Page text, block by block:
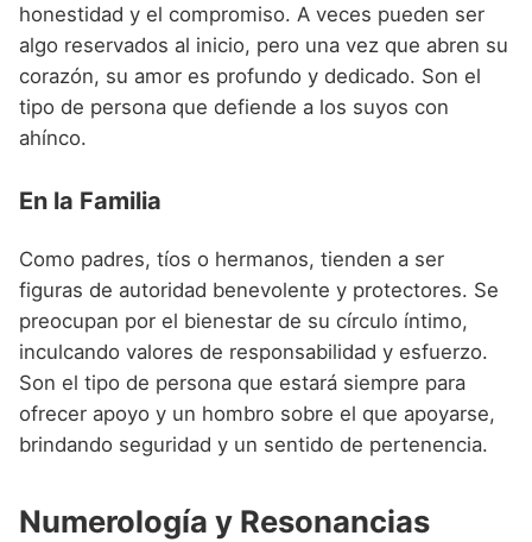
honestidad y el compromiso. A veces pueden ser
algo reservados al inicio, pero una vez que abren su
corazón, su amor es profundo y dedicado. Son el
tipo de persona que defiende a los suyos con
ahínco.
En la Familia
Como padres, tíos o hermanos, tienden a ser
figuras de autoridad benevolente y protectores. Se
preocupan por el bienestar de su círculo íntimo,
inculcando valores de responsabilidad y esfuerzo.
Son el tipo de persona que estará siempre para
ofrecer apoyo y un hombro sobre el que apoyarse,
brindando seguridad y un sentido de pertenencia.
Numerología y Resonancias